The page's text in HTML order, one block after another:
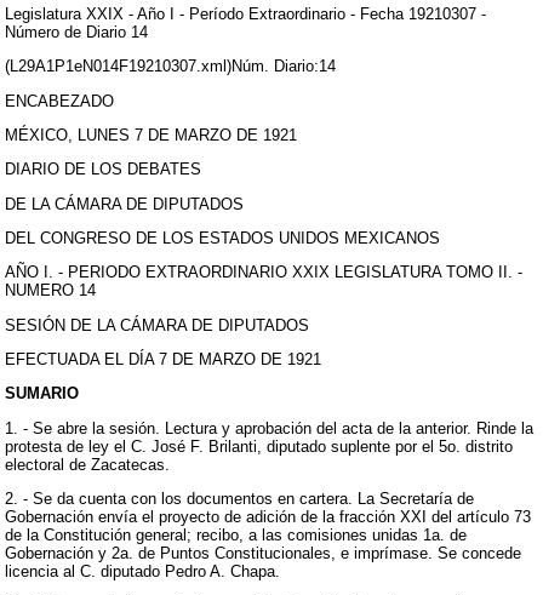
Legislatura XXIX - Año I - Período Extraordinario - Fecha 19210307 -
Número de Diario 14
(L29A1P1eN014F19210307.xml)Núm. Diario:14
ENCABEZADO
MÉXICO, LUNES 7 DE MARZO DE 1921
DIARIO DE LOS DEBATES
DE LA CÁMARA DE DIPUTADOS
DEL CONGRESO DE LOS ESTADOS UNIDOS MEXICANOS
AÑO I. - PERIODO EXTRAORDINARIO XXIX LEGISLATURA TOMO II. -
NUMERO 14
SESIÓN DE LA CÁMARA DE DIPUTADOS
EFECTUADA EL DÍA 7 DE MARZO DE 1921
SUMARIO
1. - Se abre la sesión. Lectura y aprobación del acta de la anterior. Rinde la
protesta de ley el C. José F. Brilanti, diputado suplente por el 5o. distrito
electoral de Zacatecas.
2. - Se da cuenta con los documentos en cartera. La Secretaría de
Gobernación envía el proyecto de adición de la fracción XXI del artículo 73
de la Constitución general; recibo, a las comisiones unidas 1a. de
Gobernación y 2a. de Puntos Constitucionales, e imprímase. Se concede
licencia al C. diputado Pedro A. Chapa.